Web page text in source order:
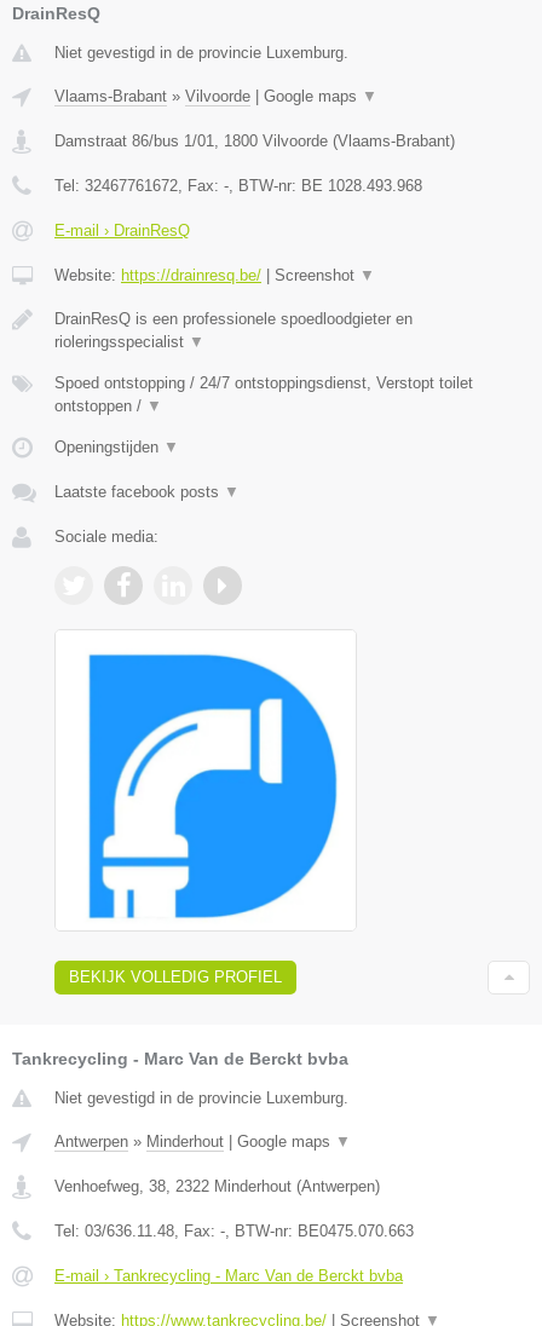
DrainResQ
Niet gevestigd in de provincie Luxemburg.
Vlaams-Brabant » Vilvoorde | Google maps ▼
Damstraat 86/bus 1/01 1800 Vilvoorde (Vlaams-Brabant)
Tel: 32467761672 , Fax: - , BTW-nr: BE 1028.493.968
E-mail › DrainResQ
Website: https://drainresq.be/ | Screenshot ▼
DrainResQ is een professionele spoedloodgieter en
rioleringsspecialist ▼
Spoed ontstopping / 24/7 ontstoppingsdienst, Verstopt toilet
ontstoppen / ▼
Openingstijden ▼
Laatste facebook posts ▼
Sociale media:
BEKIJK VOLLEDIG PROFIEL
Tankrecycling - Marc Van de Berckt bvba
Niet gevestigd in de provincie Luxemburg.
Antwerpen » Minderhout | Google maps ▼
Venhoefweg, 38 2322 Minderhout (Antwerpen)
Tel: 03/636.11.48 , Fax: - , BTW-nr: BE0475.070.663
E-mail › Tankrecycling - Marc Van de Berckt bvba
Website: https://www.tankrecycling.be/ | Screenshot ▼